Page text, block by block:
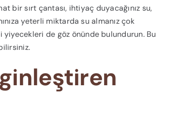
bir sırt çantası, ihtiyaç duyacağınız su,
yeterli miktarda su almanız çok
de göz önünde bulundurun. Bu